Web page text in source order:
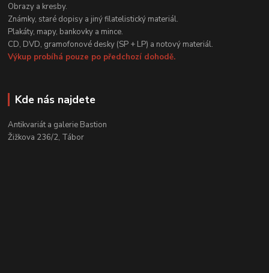
Obrazy a kresby.
Známky, staré dopisy a jiný filatelistický materiál.
Plakáty, mapy, bankovky a mince.
CD, DVD, gramofonové desky (SP + LP) a notový materiál.
Výkup probíhá pouze po předchozí dohodě.
Kde nás najdete
Antikvariát a galerie Bastion
Žižkova 236/2, Tábor